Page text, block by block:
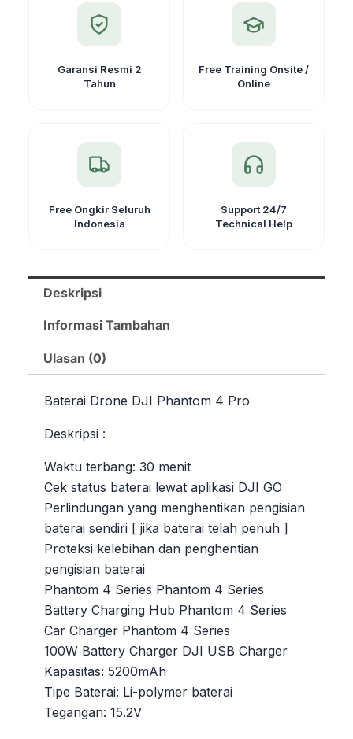
Garansi Resmi 2
Tahun
Free Training Onsite /
Online
Free Ongkir Seluruh
Indonesia
Support 24/7
Technical Help
Deskripsi
Informasi Tambahan
Ulasan (0)
Baterai Drone DJI Phantom 4 Pro
Deskripsi :
Waktu terbang: 30 menit
Cek status baterai lewat aplikasi DJI GO
Perlindungan yang menghentikan pengisian
baterai sendiri [ jika baterai telah penuh ]
Proteksi kelebihan dan penghentian
pengisian baterai
Phantom 4 Series Phantom 4 Series
Battery Charging Hub Phantom 4 Series
Car Charger Phantom 4 Series
100W Battery Charger DJI USB Charger
Kapasitas: 5200mAh
Tipe Baterai: Li-polymer baterai
Tegangan: 15.2V